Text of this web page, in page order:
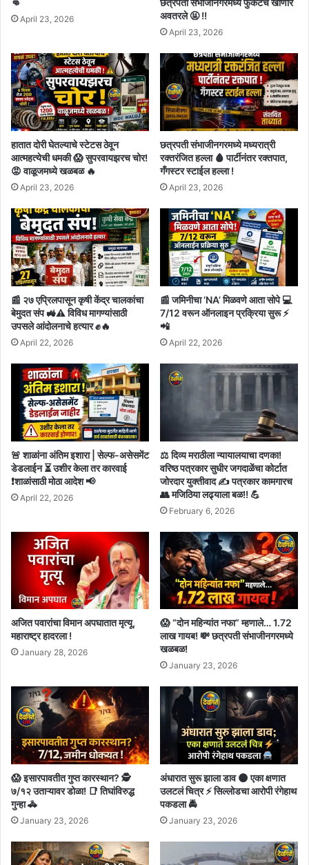
👊
April 23, 2026
छत्रपती संभाजीनगरमध्ये फुकटचे खाणारे
अवतरले 🤬 !!
April 23, 2026
हातात दोरी घेतल्याचे स्टेटस ठेवून
आत्महत्येची धमकी 😱 सुपरवायझरच चोर!
😡 वाळूजमध्ये खळबळ 🔥
April 23, 2026
छत्रपती संभाजीनगरमध्ये मध्यरात्री
रक्तरंजित हल्ला 🩸 पार्टीनंतर रक्तपात,
गँगस्टर स्टाईल हल्ला !
April 23, 2026
📰 २७ एप्रिलपासून कृषी केंद्र चालकांचा
बेमुदत संप 🚜⚠️ विविध मागण्यांसाठी
उपसले आंदोलनाचे हत्यार ✊🔥
April 22, 2026
📰 जमिनीचा ‘NA’ मिळवणे आता सोपे 💻
7/12 वरून ऑनलाइन प्रक्रिया सुरू ⚡
📲
April 22, 2026
🚨 शाळांना अंतिम इशारा | सेल्फ-असेसमेंट
डेडलाईन ⏳ उशीर केला तर कारवाई
❗शाळांसाठी मोठा आदेश 📢
April 22, 2026
⚖️ दिव्य मराठीला न्यायालयाचा दणका!
वरिष्ठ पत्रकार सुधीर जगदाळेंचा कोर्टात
जोरदार युक्तीवाद ✍️ पत्रकार कामगारच
👥 मजिठिया लढ्याला बळ!! 💪
February 6, 2026
अजित पवारांचा विमान अपघातात मृत्यू,
महाराष्ट्र हादरला !
January 28, 2026
😱 “दोन महिन्यांत नफा” म्हणाले… 1.72
लाख गायब! 💸 छत्रपती संभाजीनगरमध्ये
खळबळ!
January 23, 2026
😱 इसारपावतीत गुप्त कारस्थान? 🕵️
७/१२ उताऱ्यावर डोळा! 📑 तिघांविरुद्ध
गुन्हा 🚓
January 23, 2026
अंधारात सुरू झाला डाव 🌑 एका क्षणात
उलटलं चित्र ⚡ सिल्लोडचा आरोपी रंगेहाथ
पकडला 🚔
January 23, 2026